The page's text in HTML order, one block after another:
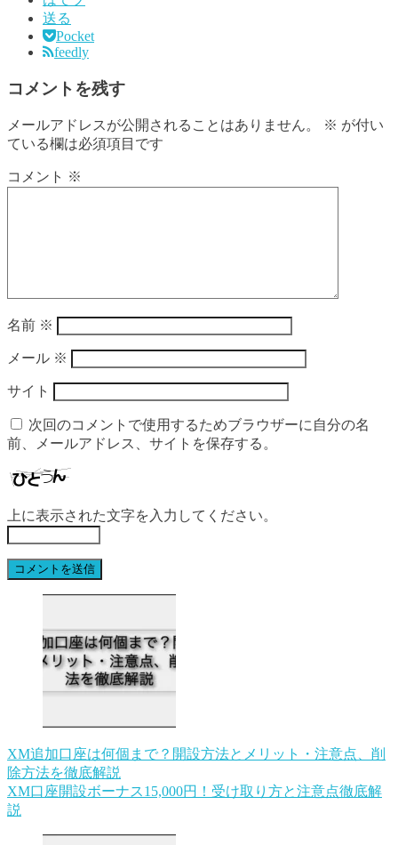
送る
Pocket
feedly
コメントを残す
メールアドレスが公開されることはありません。 ※ が付い
ている欄は必須項目です
コメント ※
名前 ※
メール ※
サイト
次回のコメントで使用するためブラウザーに自分の名
前、メールアドレス、サイトを保存する。
上に表示された文字を入力してください。
XM追加口座は何個まで？開設方法とメリット・注意点、削
除方法を徹底解説
XM口座開設ボーナス15,000円！受け取り方と注意点徹底解
説